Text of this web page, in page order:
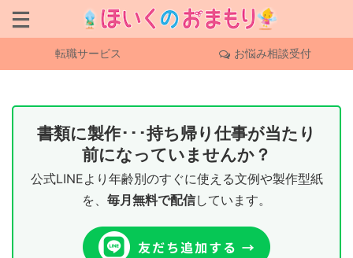
転職サービス お悩み相談受付
書類に製作･･･持ち帰り仕事が当たり
前になっていませんか？
公式LINEより年齢別のすぐに使える文例や製作型紙
を、 毎月無料で配信しています。